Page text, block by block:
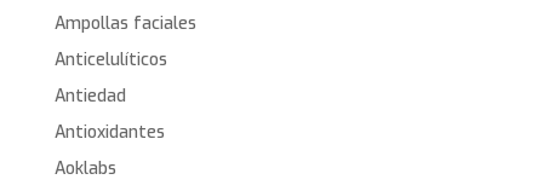
Ampollas faciales
Anticelulíticos
Antiedad
Antioxidantes
Aoklabs